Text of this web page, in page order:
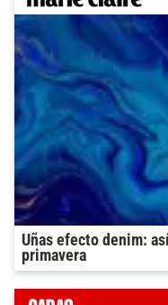
Uñas efecto denim:
primavera